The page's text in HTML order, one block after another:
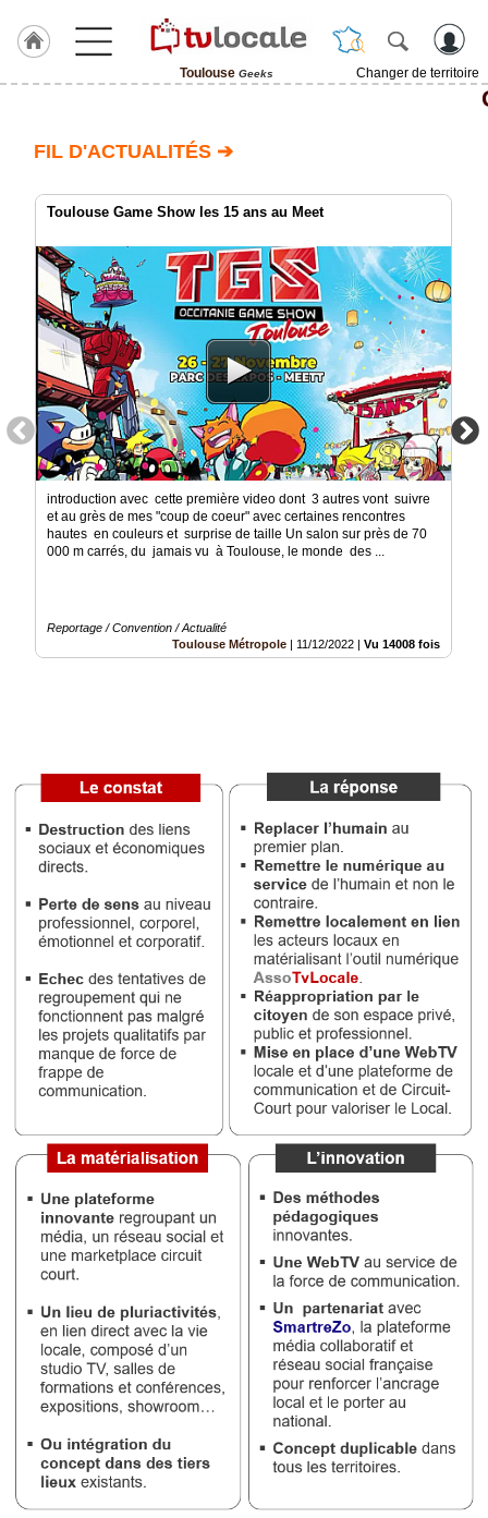
Toulouse Geeks
Changer de territoire
Toulouse
TvLocale
France
Accueil
RUBRIQUES
Agenda
Gazette
Médias
Inscription
FIL D'ACTUALITÉS ➔
Toulouse Game Show les 15 ans au Meet
introduction avec cette première video dont 3 autres vont suivre
et au grès de mes "coup de coeur" avec certaines rencontres
hautes en couleurs et surprise de taille Un salon sur près de 70
000 m carrés, du jamais vu à Toulouse, le monde des ...
Reportage / Convention / Actualité
Toulouse Métropole
11/12/2022 Vu 14008 fois